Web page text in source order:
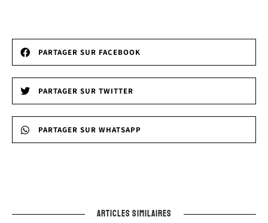
PARTAGER SUR FACEBOOK
PARTAGER SUR TWITTER
PARTAGER SUR WHATSAPP
ARTICLES SIMILAIRES